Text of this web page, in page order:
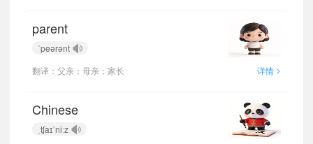
parent
ˈpeərənt
翻译：父亲；母亲；家长
详情 >
Chinese
ˌtʃaɪˈniːz